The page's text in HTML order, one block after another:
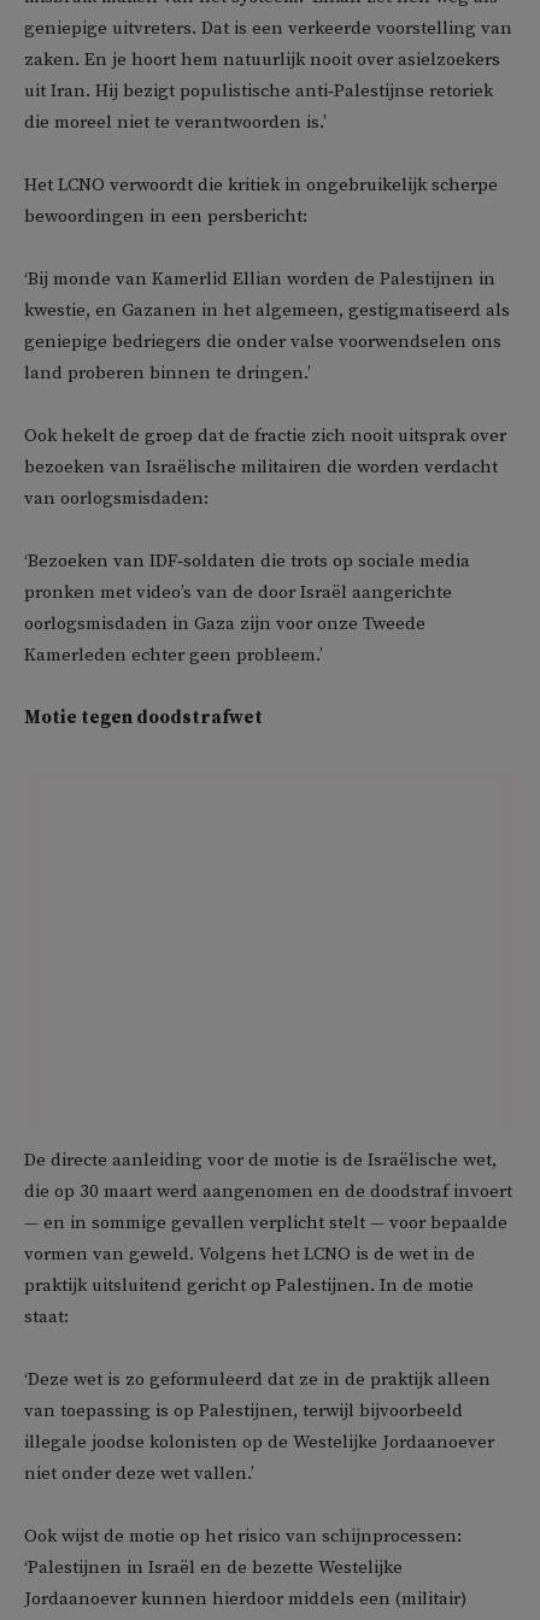
geniepige uitvreters. Dat is een verkeerde voorstelling van
zaken. En je hoort hem natuurlijk nooit over asielzoekers
uit Iran. Hij bezigt populistische anti‑Palestijnse retoriek
die moreel niet te verantwoorden is.’
Het LCNO verwoordt die kritiek in ongebruikelijk scherpe
bewoordingen in een persbericht:
‘Bij monde van Kamerlid Ellian worden de Palestijnen in
kwestie, en Gazanen in het algemeen, gestigmatiseerd als
geniepige bedriegers die onder valse voorwendselen ons
land proberen binnen te dringen.’
Ook hekelt de groep dat de fractie zich nooit uitsprak over
bezoeken van Israëlische militairen die worden verdacht
van oorlogsmisdaden:
‘Bezoeken van IDF‑soldaten die trots op sociale media
pronken met video’s van de door Israël aangerichte
oorlogsmisdaden in Gaza zijn voor onze Tweede
Kamerleden echter geen probleem.’
Motie tegen doodstrafwet
De directe aanleiding voor de motie is de Israëlische wet,
die op 30 maart werd aangenomen en de doodstraf invoert
— en in sommige gevallen verplicht stelt — voor bepaalde
vormen van geweld. Volgens het LCNO is de wet in de
praktijk uitsluitend gericht op Palestijnen. In de motie
staat:
‘Deze wet is zo geformuleerd dat ze in de praktijk alleen
van toepassing is op Palestijnen, terwijl bijvoorbeeld
illegale joodse kolonisten op de Westelijke Jordaanoever
niet onder deze wet vallen.’
Ook wijst de motie op het risico van schijnprocessen:
‘Palestijnen in Israël en de bezette Westelijke
Jordaanoever kunnen hierdoor middels een (militair)